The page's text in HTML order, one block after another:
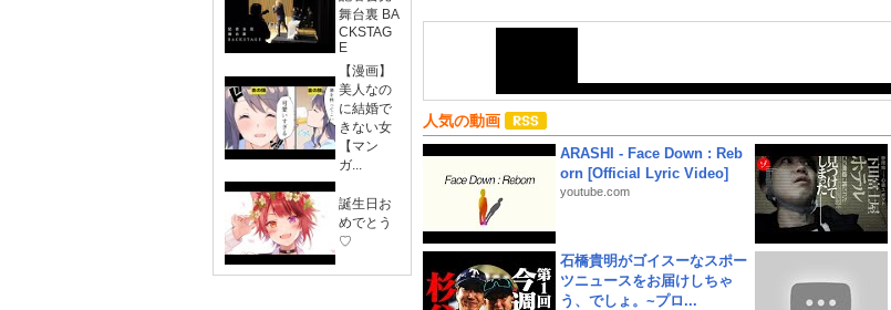
舞台裏 BA
CKSTAG
E
【漫画】
美人なの
に結婚で
きない女
【マン
ガ...
誕生日お
めでとう
♡
人気の動画
ARASHI - Face Down : Reb
orn [Official Lyric Video]
youtube.com
石橋貴明がゴイスーなスポー
ツニュースをお届けしちゃ
う、でしょ。~プロ...